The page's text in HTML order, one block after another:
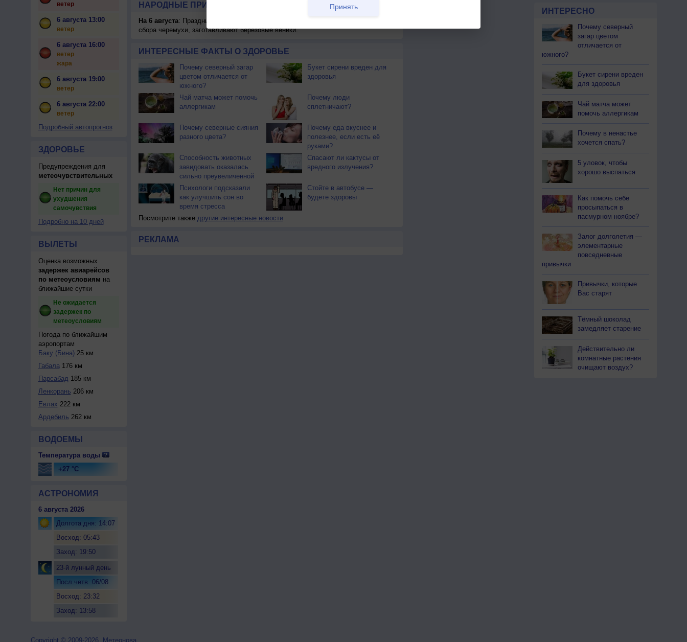
ветер
6 августа 13:00
ветер
6 августа 16:00
ветер
жара
6 августа 19:00
ветер
6 августа 22:00
ветер
Подробный автопрогноз
ЗДОРОВЬЕ
Предупреждения для
метеочувствительных
Нет причин для
ухудшения
самочувствия
Подробно на 10 дней
ВЫЛЕТЫ
Оценка возможных
задержек авиарейсов
по метеоусловиям на
ближайшие сутки
Не ожидается
задержек по
метеоусловиям
Погода по ближайшим
аэропортам
Баку (Бина)25 км
Габала176 км
Парсабад 185 км
Ленкорань 206 км
Евлах 222 км
Ардебиль 262 км
ВОДОЕМЫ
Температура воды
+27 °C
АСТРОНОМИЯ
6 августа 2026
Долгота дня: 14:07
Восход: 05:43
Заход: 19:50
23-й лунный день
Посл.четв. 06/08
Восход: 23:32
Заход: 13:58
НАРОДНЫЕ ПРИМЕТЫ И ПРАЗДНИКИ
На 6 августа: Праздник жатвы. Почти повсеместно поспел хлеб. Наступает пора
сбора черемухи, заготавливают березовые веники.
ИНТЕРЕСНЫЕ ФАКТЫ О ЗДОРОВЬЕ
Почему северный загар
цветом отличается от
южного?
Букет сирени вреден для
здоровья
Чай матча может помочь
аллергикам
Почему люди
сплетничают?
Почему северные сияния
разного цвета?
Почему еда вкуснее и
полезнее, если есть её
руками?
Способность животных
завидовать оказалась
сильно преувеличенной
Спасают ли кактусы от
вредного излучения?
Психологи подсказали
как улучшить сон во
время стресса
Стойте в автобусе —
будете здоровы
Посмотрите также другие интересные новости
РЕКЛАМА
ИНТЕРЕСНО
Почему северный
загар цветом
отличается от
южного?
Букет сирени вреден
для здоровья
Чай матча может
помочь аллергикам
Почему в ненастье
хочется спать?
5 уловок, чтобы
хорошо выспаться
Как помочь себе
просыпаться в
пасмурном ноябре?
Залог долголетия —
элементарные
повседневные
привычки
Привычки, которые
Вас старят
Тёмный шоколад
замедляет старение
Действительно ли
комнатные растения
очищают воздух?
Copyright © 2009-2026, Метеонова
Принять